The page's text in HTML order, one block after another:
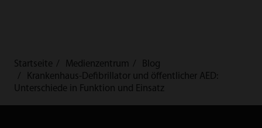
Startseite Medienzentrum
Blog
Krankenhaus-Defibrillator und öffentlicher AED:
Unterschiede in Funktion und Einsatz